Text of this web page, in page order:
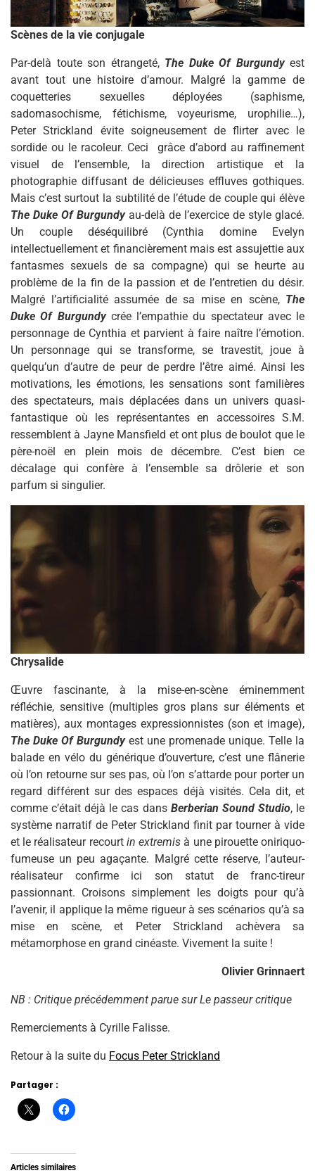
Scènes de la vie conjugale
Par-delà toute son étrangeté, The Duke Of Burgundyest
avant tout une histoire d’amour. Malgré la gamme de
coquetteries sexuelles déployées (saphisme,
sadomasochisme, fétichisme, voyeurisme, urophilie…),
Peter Strickland évite soigneusement de flirter avec le
sordide ou le racoleur. Ceci grâce d’abord au raffinement
visuel de l’ensemble, la direction artistique et la
photographie diffusant de délicieuses effluves gothiques.
Mais c’est surtout la subtilité de l’étude de couple qui élève
The Duke Of Burgundyau-delà de l’exercice de style glacé.
Un couple déséquilibré (Cynthia domine Evelyn
intellectuellement et financièrement mais est assujettie aux
fantasmes sexuels de sa compagne) qui se heurte au
problème de la fin de la passion et de l’entretien du désir.
Malgré l’artificialité assumée de sa mise en scène, The
Duke Of Burgundycrée l’empathie du spectateur avec le
personnage de Cynthia et parvient à faire naître l’émotion.
Un personnage qui se transforme, se travestit, joue à
quelqu’un d’autre de peur de perdre l’être aimé. Ainsi les
motivations, les émotions, les sensations sont familières
des spectateurs, mais déplacées dans un univers quasi-
fantastique où les représentantes en accessoires S.M.
ressemblent à Jayne Mansfield et ont plus de boulot que le
père-noël en plein mois de décembre. C’est bien ce
décalage qui confère à l’ensemble sa drôlerie et son
parfum si singulier.
Chrysalide
Œuvre fascinante, à la mise-en-scène éminemment
réfléchie, sensitive (multiples gros plans sur éléments et
matières), aux montages expressionnistes (son et image),
The Duke Of Burgundyest une promenade unique. Telle la
balade en vélo du générique d’ouverture, c’est une flânerie
où l’on retourne sur ses pas, où l’on s’attarde pour porter un
regard différent sur des espaces déjà visités. Cela dit, et
comme c’était déjà le cas dans Berberian Sound Studio, le
système narratif de Peter Strickland finit par tourner à vide
et le réalisateur recourt in extremis à une pirouette oniriquo-
fumeuse un peu agaçante. Malgré cette réserve, l’auteur-
réalisateur confirme ici son statut de franc-tireur
passionnant. Croisons simplement les doigts pour qu’à
l’avenir, il applique la même rigueur à ses scénarios qu’à sa
mise en scène, et Peter Strickland achèvera sa
métamorphose en grand cinéaste. Vivement la suite !
Olivier Grinnaert
NB : Critique précédemment parue sur Le passeur critique
Remerciements à Cyrille Falisse.
Retour à la suite du Focus Peter Strickland
Partager :
Articles similaires